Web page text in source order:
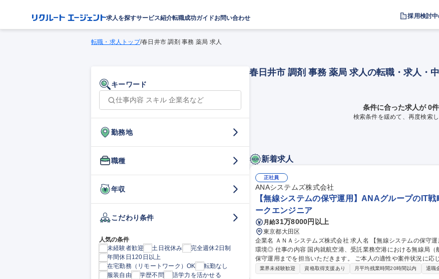
求人を探すサービス紹介転職成功ガイドお問い合わせ 採用検討
転職・求人トップ/春日井市 調剤 事務 薬局 求人
キーワード
勤務地
職種
年収
こだわり条件
人気の条件
未経験者歓迎
土日祝休み
完全週休2日制
年間休日120日以上
在宅勤務（リモートワーク）OK
転勤なし
服装自由
学歴不問 語学力を活かせる
春日井市 調剤 事務 薬局 求人の転職・求人・
条件に合った求人が 0
検索条件を緩めて、再度検索
新着求人
正社員
ANAシステムズ株式会社
【無線システムの保守運用】ANAグループのIT
ークエンジニア
月給31万8000円以上
東京都大田区
企業名 ＡＮＡシステムズ株式会社 求人名 【無線システムの保守運用】ANAグループのIT戦略企業◎裁量権のある
環境◎ 仕事の内容 国内就航空港、受託業務空港における無線局（航空局・基地局等）の設置展開から定期点検、
保守運用までを担当いただきます。 ご本人の適性や案件状況に応じて
設備展開業務に関する計画の立案、調整、営業取引全般 ■無線設
業界未経験歓迎 資格取得支援あり 月平均残業時間20時間以内 退職